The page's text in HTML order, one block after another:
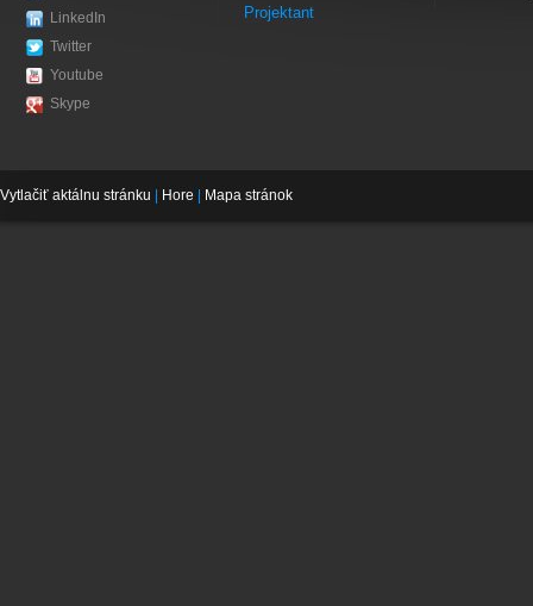
LinkedIn
Twitter
Youtube
Skype
Projektant
Vytlačiť aktálnu stránku Hore Mapa stránok